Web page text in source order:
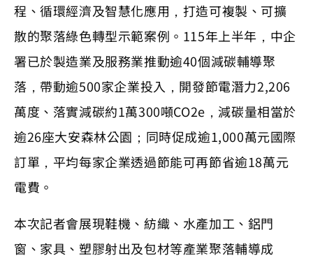
程、循環經濟及智慧化應用，打造可複製、可擴
散的聚落綠色轉型示範案例。115年上半年，中企
署已於製造業及服務業推動逾40個減碳輔導聚
落，帶動逾500家企業投入，開發節電潛力2,206
萬度、落實減碳約1萬300噸CO2e，減碳量相當於
逾26座大安森林公園；同時促成逾1,000萬元國際
訂單，平均每家企業透過節能可再節省逾18萬元
電費。
本次記者會展現鞋機、紡織、水產加工、鋁門
窗、家具、塑膠射出及包材等產業聚落輔導成